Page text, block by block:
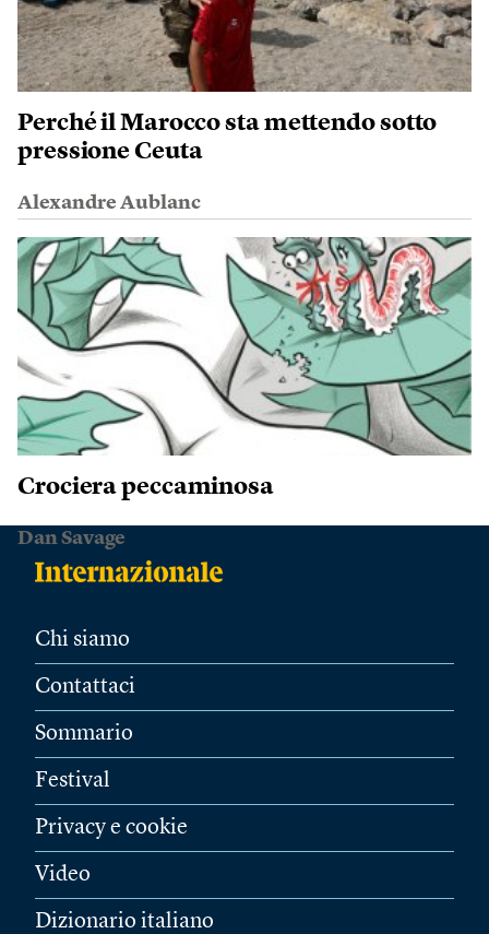
Perché il Marocco sta mettendo sotto
pressione Ceuta
Alexandre Aublanc
Crociera peccaminosa
Dan Savage
Chi siamo
Contattaci
Sommario
Festival
Privacy e cookie
Video
Dizionario italiano